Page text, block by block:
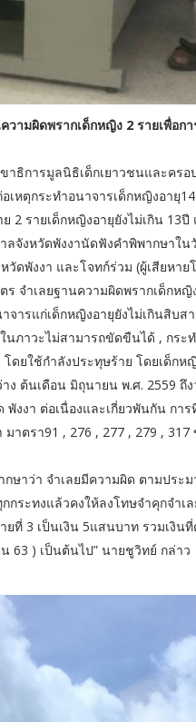
ามผิดพรากเด็กหญิง 2 รายเพื่อก
าธิการมูลนิธิเด็กเยาวชนและค
อเหตุกระทำอนาจารเด็กหญิงอา
2 รายเด็กหญิงอายุยังไม่เกิน
จังหวัดพังงานัดฟังคำพิพากษาใ
ดพังงา และโจทก์ร่วม (ผู้เสียหา
จำเลยฐานความผิดพรากเด็กห
จารแก่เด็กหญิงอายุยังไม่เกินสิบ
ภาวะไม่สามารถขัดขืนได้ , กระ
ดยใช้กำลังประทุษร้าย โดยเด็ก
ง ต้นเดือน มิถุนายน พ.ศ. 2559
พังงา ต่อเนื่องและเกี่ยวพันกัน ก
าตรา91 , 276 , 277 , 279 ,
ษาว่า จำเลยมีความผิด ตามประ
กระทงแล้วคงให้ลงโทษจำคุกจำ
ที่ 3 เป็นเงิน 5แสนบาท รวมเงิ
63 ) เป็นต้นไป” นายชูวิทย์ กล่าว